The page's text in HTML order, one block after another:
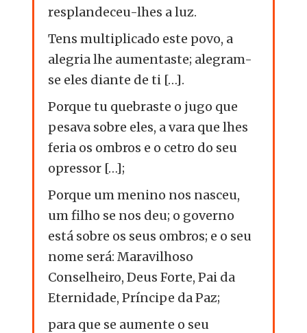
resplandeceu-lhes a luz.
Tens multiplicado este povo, a
alegria lhe aumentaste; alegram-
se eles diante de ti […].
Porque tu quebraste o jugo que
pesava sobre eles, a vara que lhes
feria os ombros e o cetro do seu
opressor […];
Porque um menino nos nasceu,
um filho se nos deu; o governo
está sobre os seus ombros; e o seu
nome será: Maravilhoso
Conselheiro, Deus Forte, Pai da
Eternidade, Príncipe da Paz;
para que se aumente o seu